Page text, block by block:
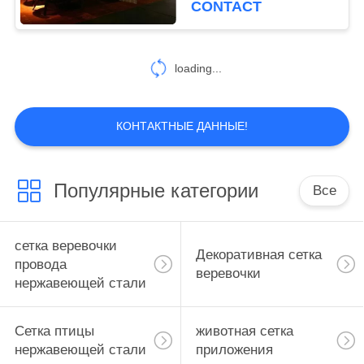
CONTACT
loading...
КОНТАКТНЫЕ ДАННЫЕ!
Популярные категории Все
сетка веревочки
провода
нержавеющей стали
Декоративная сетка
веревочки
Сетка птицы
нержавеющей стали
животная сетка
приложения